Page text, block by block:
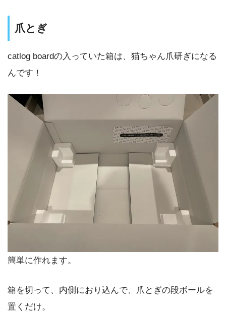
爪とぎ
catlog boardの入っていた箱は、猫ちゃん爪研ぎになる
んです！
簡単に作れます。
箱を切って、内側におり込んで、爪とぎの段ボールを
置くだけ。